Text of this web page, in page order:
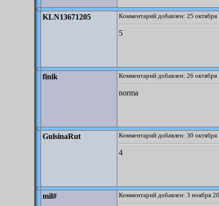
KLN13671205 Комментарий добавлен: 25
5
finik Комментарий добавлен: 26
norma
GulsinaRut Комментарий добавлен: 30
4
mil# Комментарий добавлен: 3 ноября